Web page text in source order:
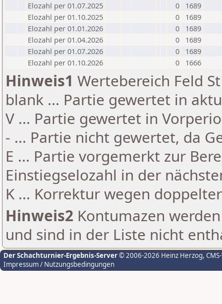
Elozahl per 01.07.2025
0
1689
Elozahl per 01.10.2025
0
1689
Elozahl per 01.01.2026
0
1689
Elozahl per 01.04.2026
0
1689
Elozahl per 01.07.2026
0
1689
Elozahl per 01.10.2026
0 1666
Hinweis1 Wertebereich Feld
blank ... Partie gewertet in
V ... Partie gewertet in
- ... Partie nicht gewertet, da
E ... Partie vorgemerkt zur
Einstiegselozahl in der
K ... Korrektur wegen
Hinweis2 Kontumazen
und sind in der Liste nicht
Der Schachturnier-Ergebnis-Server© 2006-2026 Heinz Herzog,
Impressum / Nutzungsbedingungen